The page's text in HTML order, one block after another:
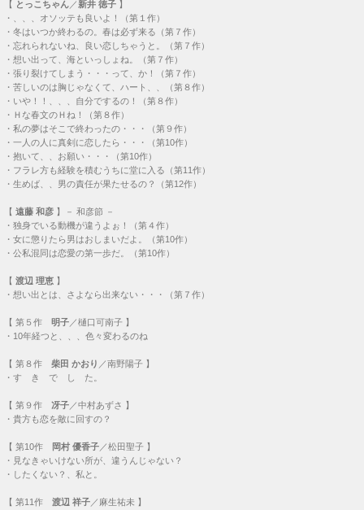
【 とっこちゃん ／新井 徳子 】
・
、、、オソッテも良いよ！（第１作）
・ 冬はいつか終わるの。春は必ず来る（第７作）
・ 忘れられないね、良い恋しちゃうと。（第７作）
・ 想い出って、海といっしょね。（第７作）
・ 張り裂けてしまう・・・って、か！（第７作）
・ 苦しいのは胸じゃなくて、ハート、、（第８作）
・ いや！！、、、自分でするの！（第８作）
・ Ｈな春文のＨね！（第８作）
・ 私の夢はそこで終わったの・・・（第９作）
・ 一人の人に真剣に恋したら・・・（第10作）
・ 抱いて、、お願い・・・（第10作）
・ フラレ方も経験を積むうちに堂に入る（第11作）
・ 生めば、、男の責任が果たせるの？（第12作）
【 遠藤 和彦 】－ 和彦節 －
・ 独身でいる動機が違うよぉ！（第４作）
・ 女に懲りたら男はおしまいだよ。（第10作）
・ 公私混同は恋愛の第一歩だ。（第10作）
【 渡辺 理恵 】
・ 想い出とは、さよなら出来ない・・・（第７作）
【 第５作 明子 ／樋口可南子 】
・ 10年経つと、、、色々変わるのね
【 第８作 柴田 かおり ／南野陽子 】
・ す き で し た。
【 第９作 冴子 ／中村あずさ 】
・ 貴方も恋を敵に回すの？
【 第10作 岡村 優香子 ／松田聖子 】
・ 見なきゃいけない所が、違うんじゃない？
・
したくない？、私と。
【 第11作 渡辺 祥子 ／麻生祐未 】